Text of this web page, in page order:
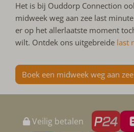
Het is bij Ouddorp Connection
midweek weg aan zee last
er op het allerlaatste moment
wilt. Ontdek ons uitgebreide last
Boek een midweek weg aan zee
Veilig betalen